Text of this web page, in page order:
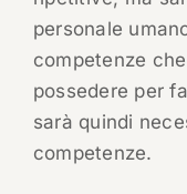
personale
competenze
possedere per
sarà quindi
competenze.